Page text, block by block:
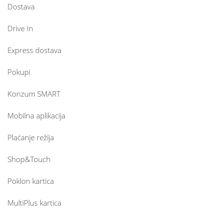
Dostava
Drive In
Express dostava
Pokupi
Konzum SMART
Mobilna aplikacija
Plaćanje režija
Shop&Touch
Poklon kartica
MultiPlus kartica